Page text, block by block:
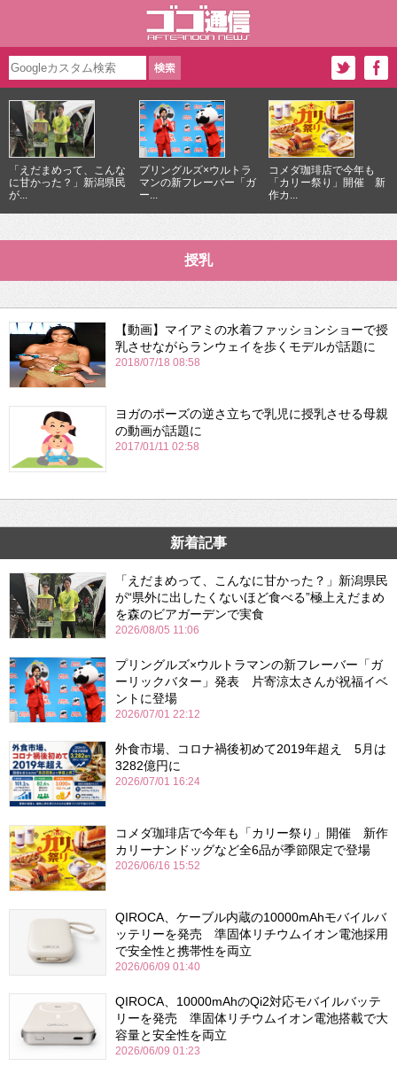
「えだまめって、こんな
に甘かった？」新潟県民
が...
プリングルズ×ウルトラ
マンの新フレーバー「ガ
ー...
コメダ珈琲店で今年も
「カリー祭り」開催 新
作カ...
授乳
【動画】マイアミの水着ファッションショーで授
乳させながらランウェイを歩くモデルが話題に
2018/07/18 08:58
ヨガのポーズの逆さ立ちで乳児に授乳させる母親
の動画が話題に
2017/01/11 02:58
新着記事
「えだまめって、こんなに甘かった？」新潟県民
が“県外に出したくないほど食べる”極上えだまめ
を森のビアガーデンで実食
2026/08/05 11:06
プリングルズ×ウルトラマンの新フレーバー「ガ
ーリックバター」発表 片寄涼太さんが祝福イベ
ントに登場
2026/07/01 22:12
外食市場、コロナ禍後初めて2019年超え 5月は
3282億円に
2026/07/01 16:24
コメダ珈琲店で今年も「カリー祭り」開催 新作
カリーナンドッグなど全6品が季節限定で登場
2026/06/16 15:52
QIROCA、ケーブル内蔵の10000mAhモバイルバ
ッテリーを発売 準固体リチウムイオン電池採用
で安全性と携帯性を両立
2026/06/09 01:40
QIROCA、10000mAhのQi2対応モバイルバッテ
リーを発売 準固体リチウムイオン電池搭載で大
容量と安全性を両立
2026/06/09 01:23